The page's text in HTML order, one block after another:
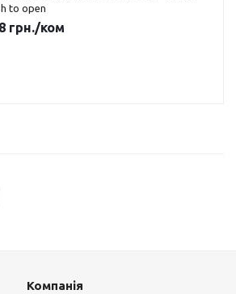
to open
грн./ком
Компанія